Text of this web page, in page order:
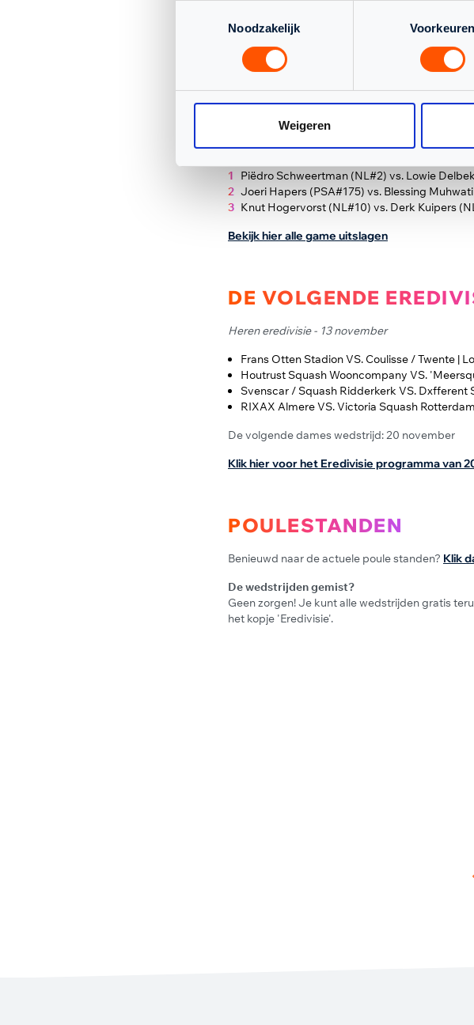
Noodzakelijk
Voorkeuren
Weigeren
Victoria nam het deze ronde op tegen
en Squashlevels voorspelde ook deze keer
de wedstrijd tussen de nummers 1,
voorbij: Hapers won overtuigend met 3-0. Dit
bonuspunten gingen eveneens naar het team
Piëdro Schweertman (NL#2) vs. Lowie
Joeri Hapers (PSA#175) vs. Blessing
Knut Hogervorst (NL#10) vs. Derk Kuipers
Bekijk hier alle game uitslagen
DE VOLGENDE
Heren eredivisie - 13 november
Frans Otten Stadion VS. Coulisse / Twente |
Houtrust Squash Wooncompany VS.
Svenscar / Squash Ridderkerk VS. Dxfferent
RIXAX Almere VS. Victoria Squash
De volgende dames wedstrijd: 20 november
Klik hier voor het Eredivisie programma van
POULESTANDEN
Benieuwd naar de actuele poule standen? Klik
De wedstrijden gemist?
Geen zorgen! Je kunt alle wedstrijden gratis
het kopje 'Eredivisie'.